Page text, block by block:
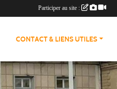
CONTACT & LIENS UTILES
Participer au site :